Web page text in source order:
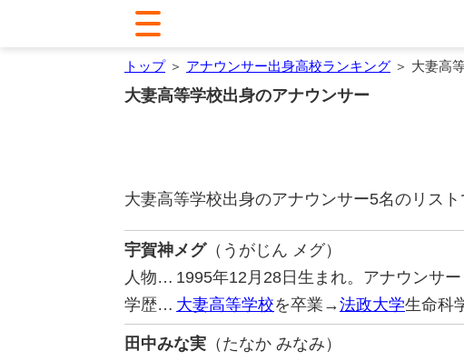
トップ＞ アナウンサー出身高校ランキング ＞ 大妻高
大妻高等学校出身のアナウンサー
大妻高等学校出身のアナウンサー5名のリス
宇賀神メグ（うがじん メグ）
人物… 1995年12月28日生まれ。アナウンサー
学歴… 大妻高等学校を卒業→法政大学生命科
田中みな実 （たなか みなみ）